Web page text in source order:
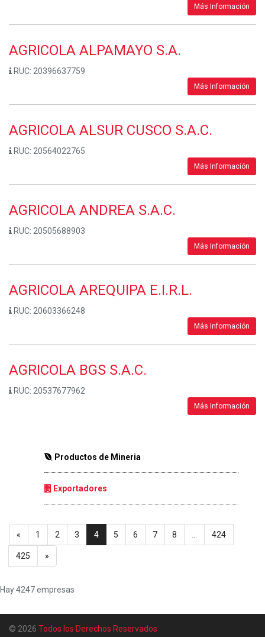
Más Información
AGRICOLA ALPAMAYO S.A.
RUC: 20396637759
Más Información
AGRICOLA ALSUR CUSCO S.A.C.
RUC: 20564022765
Más Información
AGRICOLA ANDREA S.A.C.
RUC: 20505688903
Más Información
AGRICOLA AREQUIPA E.I.R.L.
RUC: 20603366248
Más Información
AGRICOLA BGS S.A.C.
RUC: 20537677962
Más Información
Productos de Mineria
Exportadores
« 1 2 3 4 5 6 7 8 424
425 »
Hay 4247 empresas
© 2026 Todos los Derechos Reservados